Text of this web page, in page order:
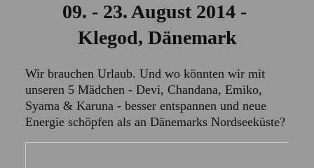
09. - 23. August 2014 -
Klegod, Dänemark
Wir brauchen Urlaub. Und wo könnten wir mit
unseren 5 Mädchen - Devi, Chandana, Emiko,
Syama & Karuna - besser entspannen und neue
Energie schöpfen als an Dänemarks Nordseeküste?